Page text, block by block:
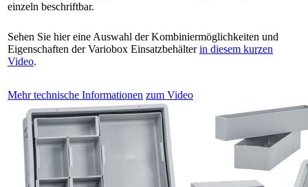
einzeln beschriftbar.
Sehen Sie hier eine Auswahl der Kombiniermöglichkeiten und
Eigenschaften der Variobox Einsatzbehälterin diesem kurzen
Video.
Mehr technische Informationen zum Video